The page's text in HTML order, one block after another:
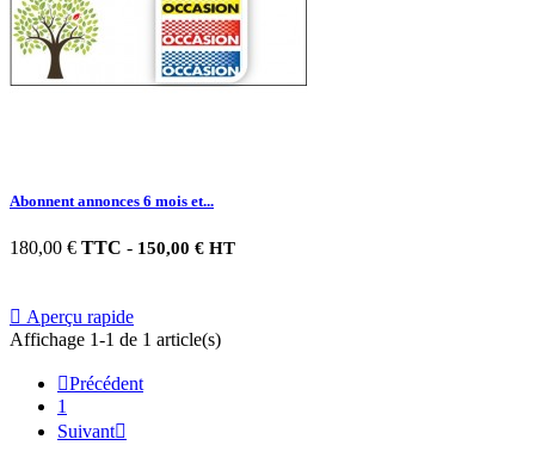
Abonnent annonces 6 mois et...
180,00 € TTC - 150,00 € HT
 Aperçu rapide
Affichage 1-1 de 1 article(s)
Précédent
1
Suivant